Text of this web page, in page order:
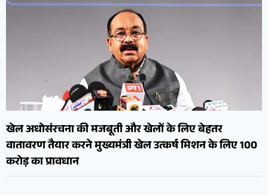
खेल अधोसंरचना की मजबूती और खेलों के लिए बेहतर
वातावरण तैयार करने मुख्यमंत्री खेल उत्कर्ष मिशन के लिए 100
करोड़ का प्रावधान